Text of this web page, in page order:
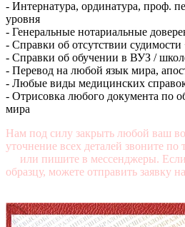
- Интернатура, ординатура, проф.
уровня
- Генеральные нотариальные
- Справки об отсутствии судимости
- Справки об обучении в ВУЗ /
- Перевод на любой язык мира,
- Любые виды медицинских
- Отрисовка любого документа по
мира
Нам под силу закрыть любой ваш
уточнение всех деталей звоните по
или пишите в мессенджеры.
образцу, можете отправить заявку